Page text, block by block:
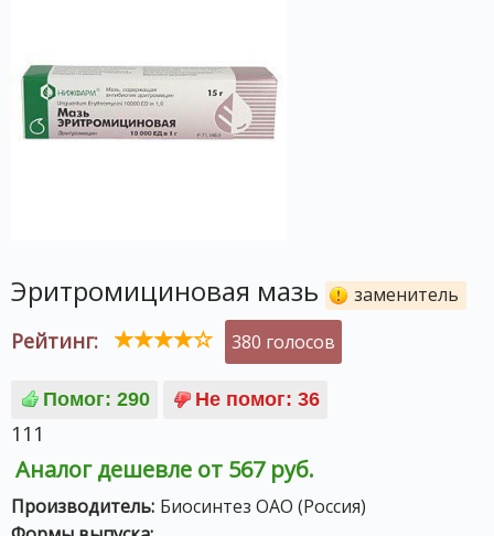
Эритромициновая мазь заменитель
Рейтинг: 380 голосов
111
Аналог дешевле от 567 руб.
Производитель: Биосинтез ОАО (Россия)